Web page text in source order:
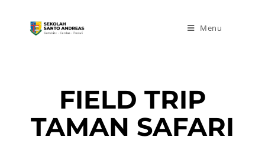
Menu
FIELD TRIP
TAMAN SAFARI